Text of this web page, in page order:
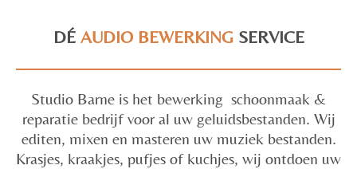
DÉ AUDIO BEWERKING SERVICE
Studio Barne is het bewerking schoonmaak &
reparatie bedrijf voor al uw geluidsbestanden. Wij
editen, mixen en masteren uw muziek bestanden.
Krasjes, kraakjes, pufjes of kuchjes, wij ontdoen uw